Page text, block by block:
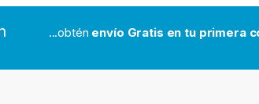
...obtén envío Gratis en tu primera